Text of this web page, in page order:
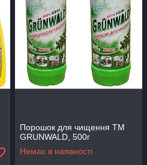
Порошок для чищення TM
GRUNWALD, 500г
Немає в наявності